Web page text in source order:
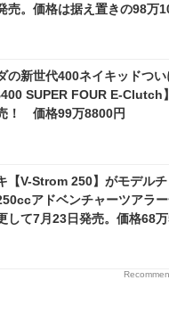
売。価格は据え置きの98万
の新世代400ネイキッドつい
SUPER FOUR E-Clutch
！ 価格99万8800円
【V-Strom 250】がモデル
アドベンチャーツアラ
して7月23日発売。価格68